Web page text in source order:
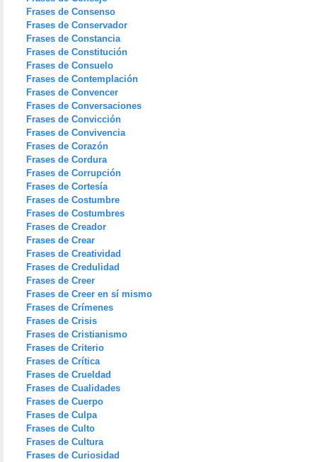
Frases de Consenso
Frases de Conservador
Frases de Constancia
Frases de Constitución
Frases de Consuelo
Frases de Contemplación
Frases de Convencer
Frases de Conversaciones
Frases de Convicción
Frases de Convivencia
Frases de Corazón
Frases de Cordura
Frases de Corrupción
Frases de Cortesía
Frases de Costumbre
Frases de Costumbres
Frases de Creador
Frases de Crear
Frases de Creatividad
Frases de Credulidad
Frases de Creer
Frases de Creer en sí mismo
Frases de Crímenes
Frases de Crisis
Frases de Cristianismo
Frases de Criterio
Frases de Crítica
Frases de Crueldad
Frases de Cualidades
Frases de Cuerpo
Frases de Culpa
Frases de Culto
Frases de Cultura
Frases de Curiosidad